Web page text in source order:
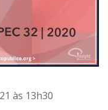
às 13h30